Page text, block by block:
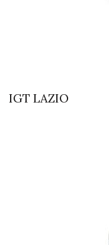
IGT LAZIO